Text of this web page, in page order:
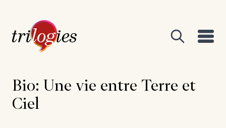
Bio: Une vie entre Terre et
Ciel